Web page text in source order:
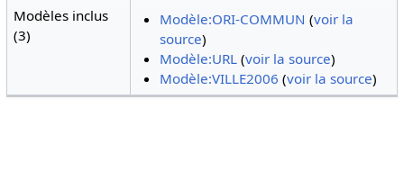
Modèles inclus
(3)
Modèle:ORI-COMMUN (voir la
source)
Modèle:URL(voir la source)
Modèle:VILLE2006 (voir la source)